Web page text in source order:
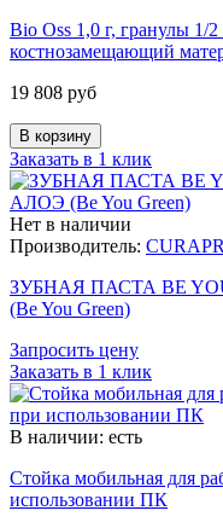
Bio Oss 1,0 г, гранулы 1/
костнозамещающий
19 808 руб
Заказать в 1 клик
Нет в наличии
Производитель:
ЗУБНАЯ ПАСТА BE
(Be You Green)
Запросить цену
Заказать в 1 клик
В наличии: есть
Стойка мобильная для
использовании ПК